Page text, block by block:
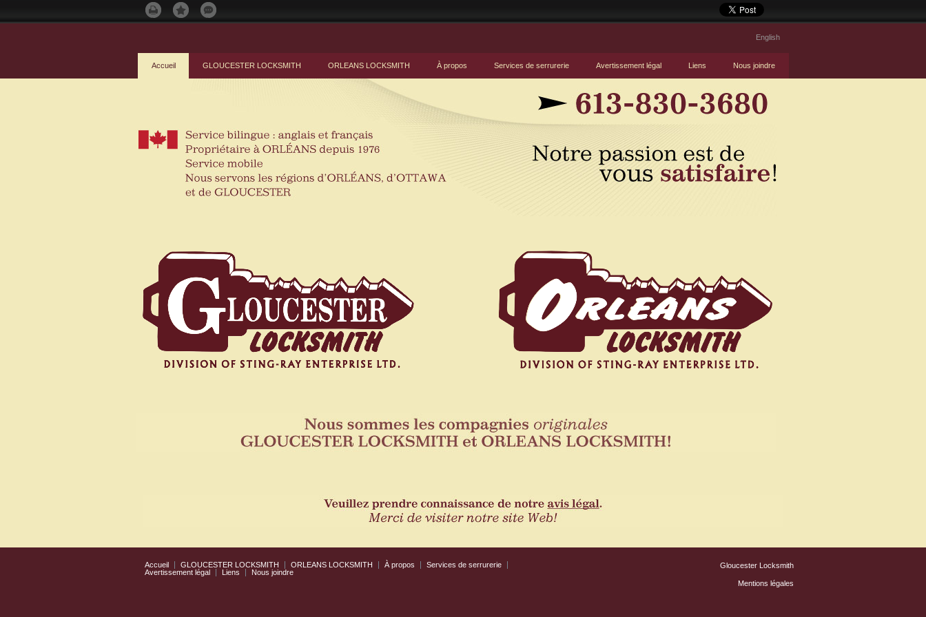
Accueil GLOUCESTER LOCKSMITH ORLEANS LOCKSMITH À propos Services de serrurerie Avertissement légal Liens Nous joindre
English
Accueil GLOUCESTER LOCKSMITH ORLEANS LOCKSMITH À propos
Services de serrurerie
Avertissement légal
Liens Nous joindre
Gloucester Locksmith
Mentions légales